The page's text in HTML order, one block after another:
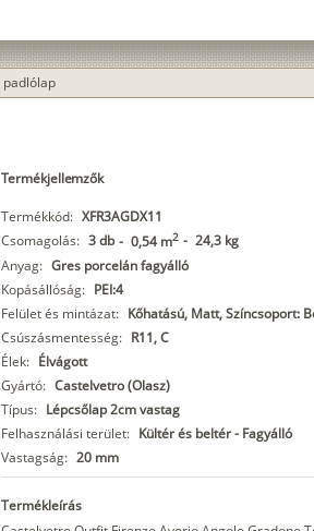
padlólap
Termékjellemzők
Termékkód: XFR3AGDX11
Csomagolás: 3 db - 0,54 m2 - 24,3 kg
Anyag: Gres porcelán fagyálló
Kopásállóság: PEI:4
Felület és mintázat: Kőhatású, Matt, Színcsoport:
Csúszásmentesség: R11, C
Élek: Élvágott
Gyártó: Castelvetro (Olasz)
Típus: Lépcsőlap 2cm vastag
Felhasználási terület: Kültér és beltér - Fagyálló
Vastagság: 20 mm
Termékleírás